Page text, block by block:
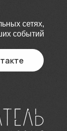
сетях,
событий